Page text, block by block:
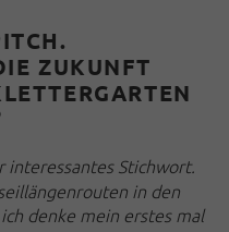
ZUKUNFT
interessantes Stichwort.
in den
denke mein erstes mal